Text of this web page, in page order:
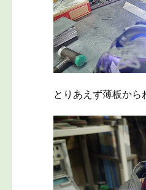
とりあえず薄板から